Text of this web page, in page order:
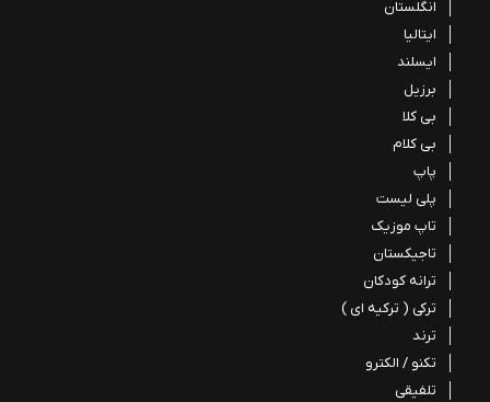
انگلستان
ایتالیا
ایسلند
برزیل
بی کلا
بی کلام
پاپ
پلی لیست
تاپ موزیک
تاجیکستان
ترانه کودکان
ترکی ( ترکیه ای )
ترند
تکنو / الکترو
تلفیقی